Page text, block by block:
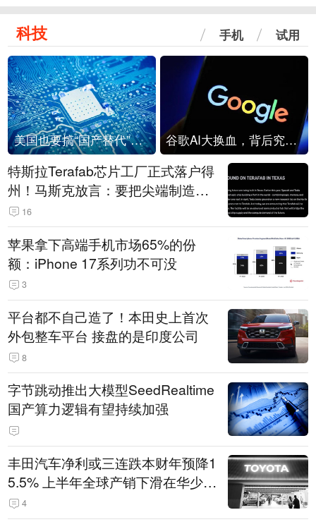
科技 手机 试用
美国也要搞“国产替代”？先算清三笔账 谷歌AI大换血，背后究竟发生了什么？
特斯拉Terafab芯片工厂正式落户得
州！马斯克放言：要把尖端制造带
回美国
16
苹果拿下高端手机市场65%的份
额：iPhone 17系列功不可没
3
平台都不自己造了！本田史上首次
外包整车平台 接盘的是印度公司
8
字节跳动推出大模型SeedRealtime
国产算力逻辑有望持续加强
丰田汽车净利或三连跌本财年预降1
5.5% 上半年全球产销下滑在华少卖
14.3万辆
4